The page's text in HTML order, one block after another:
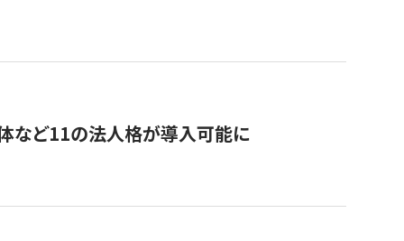
体など11の法人格が導入可能に